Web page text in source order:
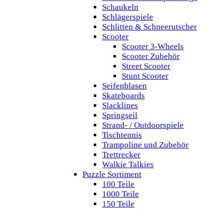
Schaukeln
Schlägerspiele
Schlitten & Schneerutscher
Scooter
Scooter 3-Wheels
Scooter Zubehör
Street Scooter
Stunt Scooter
Seifenblasen
Skateboards
Slacklines
Springseil
Strand- / Outdoorspiele
Tischtennis
Trampoline und Zubehör
Trettrecker
Walkie Talkies
Puzzle Sortiment
100 Teile
1000 Teile
150 Teile